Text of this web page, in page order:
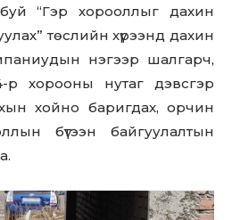
буй “Гэр хорооллыг дахин
төслийн хүрээнд дахин
нэгээр шалгарч,
р хорооны нутаг дэвсгэр
хойно баригдах, орчин
бүтээн байгуулалтын